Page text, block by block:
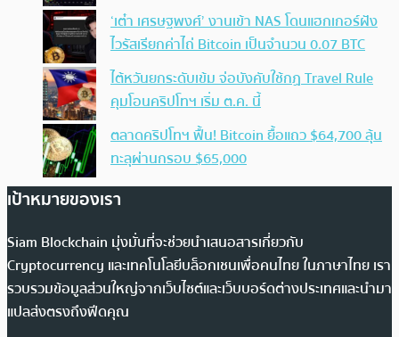
‘เต๋า เศรษฐพงศ์’ งานเข้า NAS โดนแฮกเกอร์ฝัง
ไวรัสเรียกค่าไถ่ Bitcoin เป็นจำนวน 0.07 BTC
ไต้หวันยกระดับเข้ม จ่อบังคับใช้กฏ Travel Rule
คุมโอนคริปโทฯ เริ่ม ต.ค. นี้
ตลาดคริปโทฯ ฟื้น! Bitcoin ยื้อแถว $64,700 ลุ้น
ทะลุผ่านกรอบ $65,000
เป้าหมายของเรา
Siam Blockchain มุ่งมั่นที่จะช่วยนำเสนอสารเกี่ยวกับ
Cryptocurrency และเทคโนโลยีบล็อกเชนเพื่อคนไทย ในภาษาไทย เรา
รวบรวมข้อมูลส่วนใหญ่จากเว็บไซต์และเว็บบอร์ดต่างประเทศและนำมา
แปลส่งตรงถึงฟีดคุณ